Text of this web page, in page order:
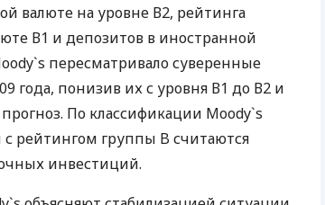
КЕШБЭКА
ПУТЕВОДИТЕЛИ ПО
БАНКОВСКИМ КАРТАМ
валюте на уровне В2, рейтинга
В1 и депозитов в иностранной
пересматривало суверенные
года, понизив их с уровня В1 до В2 и
По классификации Moody`s
рейтингом группы B считаются
инвестиций.